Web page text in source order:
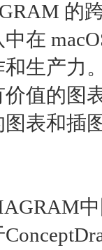
的
在
生产力
值的图
表和插